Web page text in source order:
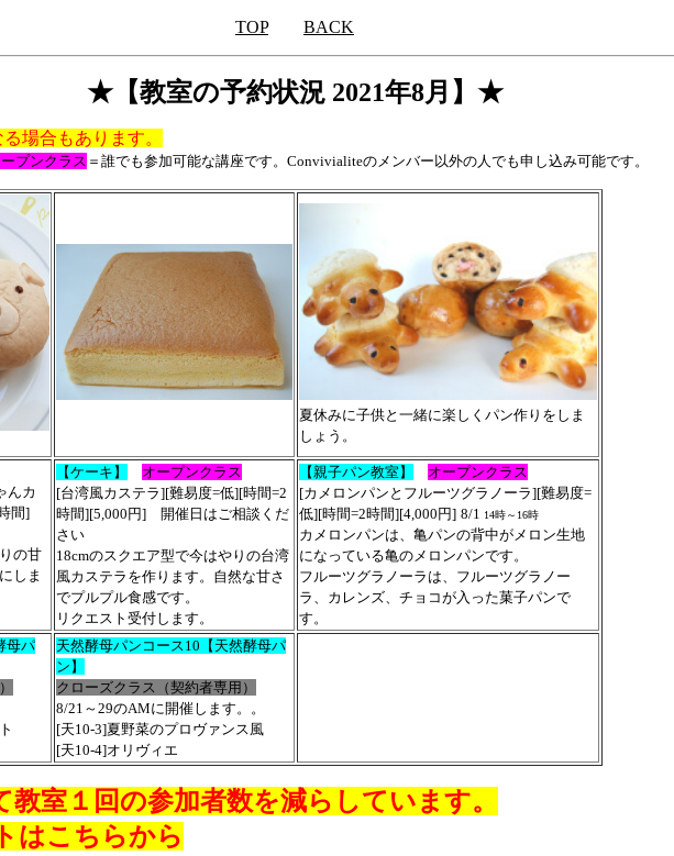
TOP BACK
★【教室の予約状況 2021年8月】★
場合もあります。
プンクラス ＝誰でも参加可能な講座です。Convivialiteのメンバー以外の人でも申し込み可能です。
夏休みに子供と一緒に楽しくパン作りをしま
しょう。
んカ
間]
の甘
しま
【ケーキ 】
オープンクラス
[台湾風カステラ][難易度=低][時間=2
時間][5,000円] 開催日はご相談くだ
さい
18cmのスクエア型で今はやりの台湾
風カステラを作ります。 自然な甘さ
でプルプル食感です。
リクエスト受付します。
【親子パン教室】
オープンクラス
[カメロンパンとフルーツグラノーラ][難易度=
低][時間=2時間][4,000円] 8/1 14時～16時
カメロンパンは、亀パンの背中がメロン生地
になっている亀のメロンパンです。
フルーツグラノーラは、フルーツグラノー
ラ、カレンズ、チョコが入った菓子パンで
す。
母パ
天然酵母パンコース10 【天然酵母パ
ン】
クローズクラス（契約者専用）
8/21～29のAMに開催します。 。
[天10-3]夏野菜のプロヴァンス風
[天10-4]オリヴィエ
１回の参加者数を減らしています。
こちらから